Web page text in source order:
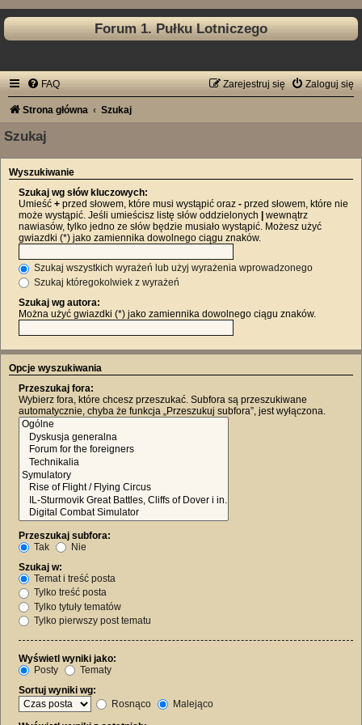
Forum 1. Pułku Lotniczego
FAQ Zaloguj się
Zarejestruj się
Strona główna Szukaj
Szukaj
Wyszukiwanie
Szukaj wg słów kluczowych:
Umieść + przed słowem, które musi wystąpić oraz - przed słowem, które nie
może wystąpić. Jeśli umieścisz listę słów oddzielonych
wewnątrz
nawiasów, tylko jedno ze słów będzie musiało wystąpić. Możesz użyć
gwiazdki (*) jako zamiennika dowolnego ciągu znaków.
Szukaj wszystkich wyrażeń lub użyj wyrażenia wprowadzonego
Szukaj któregokolwiek z wyrażeń
Szukaj wg autora:
Można użyć gwiazdki (*) jako zamiennika dowolnego ciągu znaków.
Opcje wyszukiwania
Przeszukaj fora:
Wybierz fora, które chcesz przeszukać. Subfora są przeszukiwane
automatycznie, chyba że funkcja „Przeszukuj subfora”, jest wyłączona.
Przeszukaj subfora:
Tak
Nie
Szukaj w:
Temat i treść posta
Tylko treść posta
Tylko tytuły tematów
Tylko pierwszy post tematu
Wyświetl wyniki jako:
Posty
Tematy
Sortuj wyniki wg:
Rosnąco
Malejąco